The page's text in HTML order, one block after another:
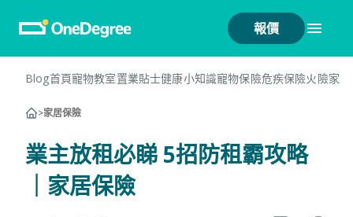
報價
Blog首頁寵物教室置業貼士健康小知識寵物保險危疾保險火險家
>家居保險
業主放租必睇 5招防租霸攻略
｜家居保險